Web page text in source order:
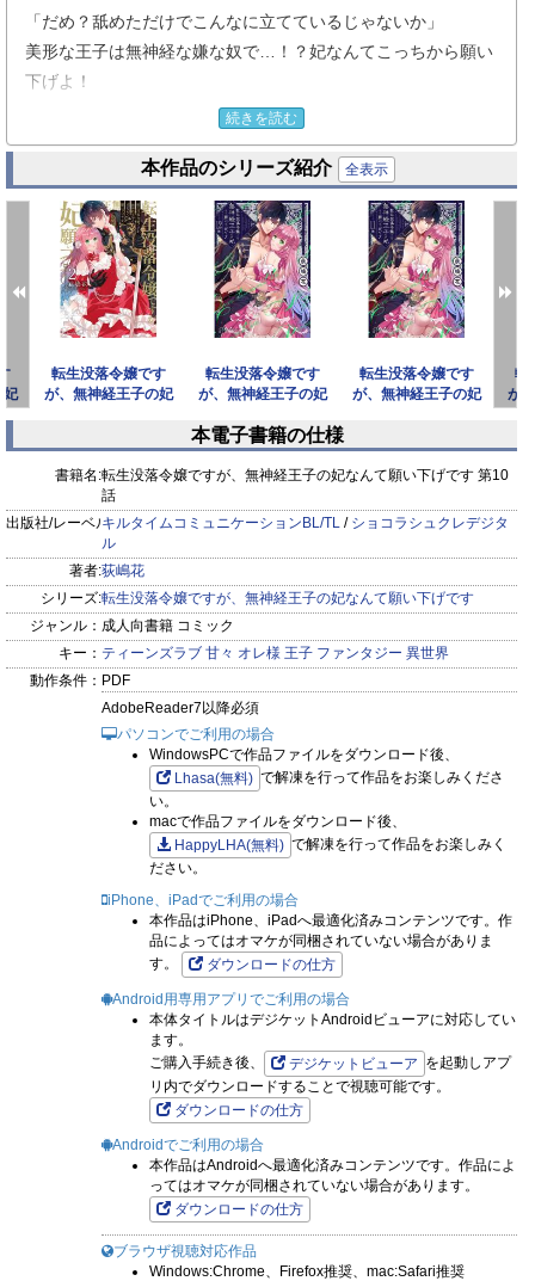
「だめ？舐めただけでこんなに立てているじゃないか」
美形な王子は無神経な嫌な奴で…！？妃なんてこっちから願い
下げよ！
彼氏いない歴＝年齢のOLだった前世の記憶を持ったまま、
没落寸前の伯爵令嬢に転生してしまったレイナ・ロンズデー
ル。
このまま大人しく余生を過ごそうと思ったのに、
没落危機を回避するためと王子の妃候補に選ばれてしまう。
王宮に送られ、他の貴族と妃の座をかけてバトル開始…と思い
きや、
れて――！？
愛を知らない美形王子と恋を知らない転生没落令嬢が織りなす
ラブストーリー！
続きを読む
本作品のシリーズ紹介 全表示
妃
転生没落令嬢です
が、無神経王子の妃
転生没落令嬢です
が、無神経王子の妃
第12
転生没落令嬢です
が、無神経王子の妃
転
が
prev next
本電子書籍の仕様
書籍名:転生没落令嬢ですが、無神経王子の妃なんて願い下げです 第10
話
出版社/レーベル:キルタイムコミュニケーションBL/TL / ショコラシュクレデジタ
ル
著者:荻嶋花
シリーズ:転生没落令嬢ですが、無神経王子の妃なんて願い下げです
ジャンル： 成人向書籍 コミック
キー： ティーンズラブ 甘々 オレ様 王子 ファンタジー 異世界
動作条件： PDF
AdobeReader7以降必須
パソコンでご利用の場合
WindowsPCで作品ファイルをダウンロード後、
Lhasa(無料) で解凍を行って作品をお楽しみくださ
い。
macで作品ファイルをダウンロード後、
HappyLHA(無料) で解凍を行って作品をお楽しみく
ださい。
iPhone、iPadでご利用の場合
本作品はiPhone、iPadへ最適化済みコンテンツです。作
品によってはオマケが同梱されていない場合がありま
す。
ダウンロードの仕方
Android用専用アプリでご利用の場合
本体タイトルはデジケットAndroidビューアに対応してい
ます。
ご購入手続き後、
デジケットビューア を起動しアプ
リ内でダウンロードすることで視聴可能です。
ダウンロードの仕方
Androidでご利用の場合
本作品はAndroidへ最適化済みコンテンツです。作品によ
ってはオマケが同梱されていない場合があります。
ダウンロードの仕方
ブラウザ視聴対応作品
Windows:Chrome、Firefox推奨、mac:Safari推奨